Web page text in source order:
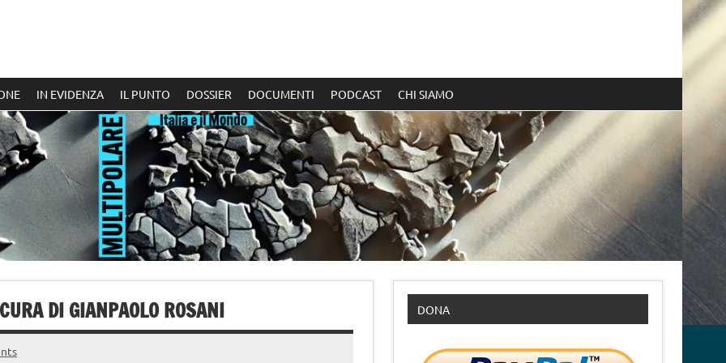
IN EVIDENZA IL PUNTO DOSSIER DOCUMENTI PODCAST CHI SIAMO
DI GIANPAOLO ROSANI DONA